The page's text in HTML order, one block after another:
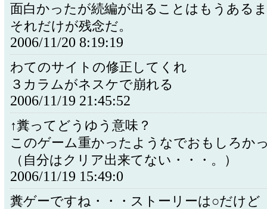
面白かったが続編が出ることはもうある
それだけが残念だ。
2006/11/20 8:19:19
わてのサイトの修正してくれ
３カラムがネスケで崩れる
2006/11/19 21:45:52
↑糞ってどうゆう意味？
このゲーム重かったようなでおもしろか
（自分はクリア出来てない・・・。）
2006/11/19 15:49:0
糞ゲーですね・・・ストーリーは○だけど